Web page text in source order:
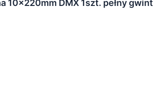
10x220mm DMX 1szt. pełny gwint